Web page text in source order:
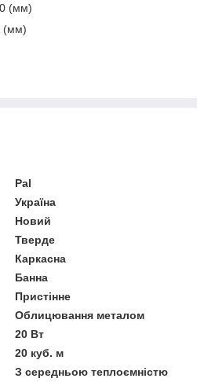
(мм)
(мм)
Pal
Україна
Новий
Тверде
Каркасна
Банна
Пристінне
Облицювання металом
20 Вт
20 куб. м
З середньою теплоємністю